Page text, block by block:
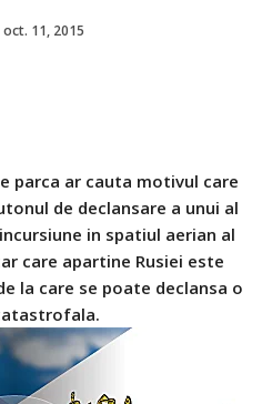
oct. 11, 2015
parca ar cauta motivul care
de declansare a unui al
in spatiul aerian al
care apartine Rusiei este
la care se poate declansa o